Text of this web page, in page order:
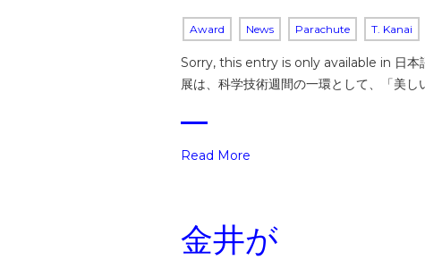
Award News Parachute T. Kanai
Sorry, this entry is only available in 日本
展は、科学技術週間の一環として、「美
Read More
金井が